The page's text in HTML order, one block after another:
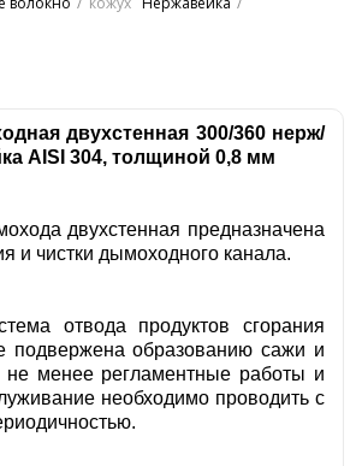
двухстенная 300/360 нерж/
AISI 304, толщиной 0,8 мм
двухстенная предназначена
и чистки дымоходного канала.
отвода продуктов сгорания
подвержена образованию сажи и
не менее регламентные работы и
необходимо проводить с